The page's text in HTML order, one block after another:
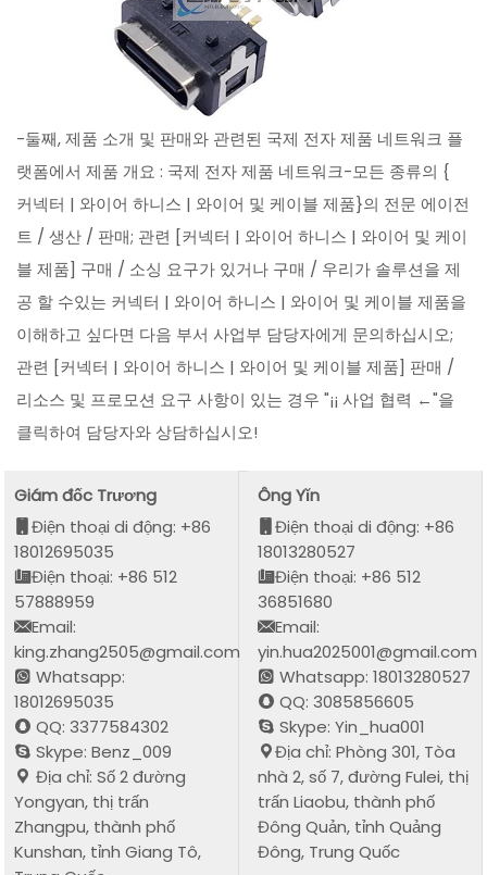
-둘째, 제품 소개 및 판매와 관련된 국제 전자 제품 네트워크 플
랫폼에서 제품 개요 : 국제 전자 제품 네트워크-모든 종류의 {
커넥터 | 와이어 하니스 | 와이어 및 케이블 제품}의 전문 에이전
트 / 생산 / 판매; 관련 [커넥터 | 와이어 하니스 | 와이어 및 케이
블 제품] 구매 / 소싱 요구가 있거나 구매 / 우리가 솔루션을 제
공 할 수있는 커넥터 | 와이어 하니스 | 와이어 및 케이블 제품을
이해하고 싶다면 다음 부서 사업부 담당자에게 문의하십시오;
관련 [커넥터 | 와이어 하니스 | 와이어 및 케이블 제품] 판매 /
리소스 및 프로모션 요구 사항이 있는 경우 "¡¡ 사업 협력 ←"을
클릭하여 담당자와 상담하십시오!
Giám đốc Trương
Điện thoại di động: +86
18012695035
Điện thoại: +86 512
57888959
Email:
king.zhang2505@gmail.com
Whatsapp:
18012695035
QQ: 3377584302
Skype: Benz_009
Địa chỉ: Số 2 đường
Yongyan, thị trấn
Zhangpu, thành phố
Kunshan, tỉnh Giang Tô,
Ông Yǐn
Điện thoại di động: +86
18013280527
Điện thoại: +86 512
36851680
Email:
yin.hua2025001@gmail.com
Whatsapp: 18013280527
QQ: 3085856605
Skype: Yin_hua001
Địa chỉ: Phòng 301, Tòa
nhà 2, số 7, đường Fulei, thị
trấn Liaobu, thành phố
Đông Quản, tỉnh Quảng
Đông, Trung Quốc